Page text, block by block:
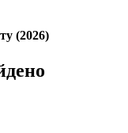
(2026)